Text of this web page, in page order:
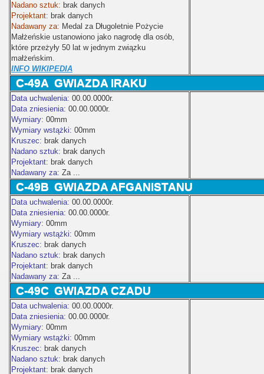
Nadano sztuk: brak danych
Projektant: brak danych
Nadawany za: Medal za Długoletnie Pożycie
Małżeńskie ustanowiono jako nagrodę dla osób,
które przeżyły 50 lat w jednym związku
małżeńskim.
INFO WIKIPEDIA
C-49A GWIAZDA IRAKU
Data uchwalenia: 00.00.0000r.
Data zniesienia: 00.00.0000r.
Wymiary: 00mm
Wymiary wstążki: 00mm
Kruszec: brak danych
Nadano sztuk: brak danych
Projektant: brak danych
Nadawany za: Za ...
C-49B GWIAZDA AFGANISTANU
Data uchwalenia: 00.00.0000r.
Data zniesienia: 00.00.0000r.
Wymiary: 00mm
Wymiary wstążki: 00mm
Kruszec: brak danych
Nadano sztuk: brak danych
Projektant: brak danych
Nadawany za: Za ...
C-49C GWIAZDA CZADU
Data uchwalenia: 00.00.0000r.
Data zniesienia: 00.00.0000r.
Wymiary: 00mm
Wymiary wstążki: 00mm
Kruszec: brak danych
Nadano sztuk: brak danych
Projektant: brak danych